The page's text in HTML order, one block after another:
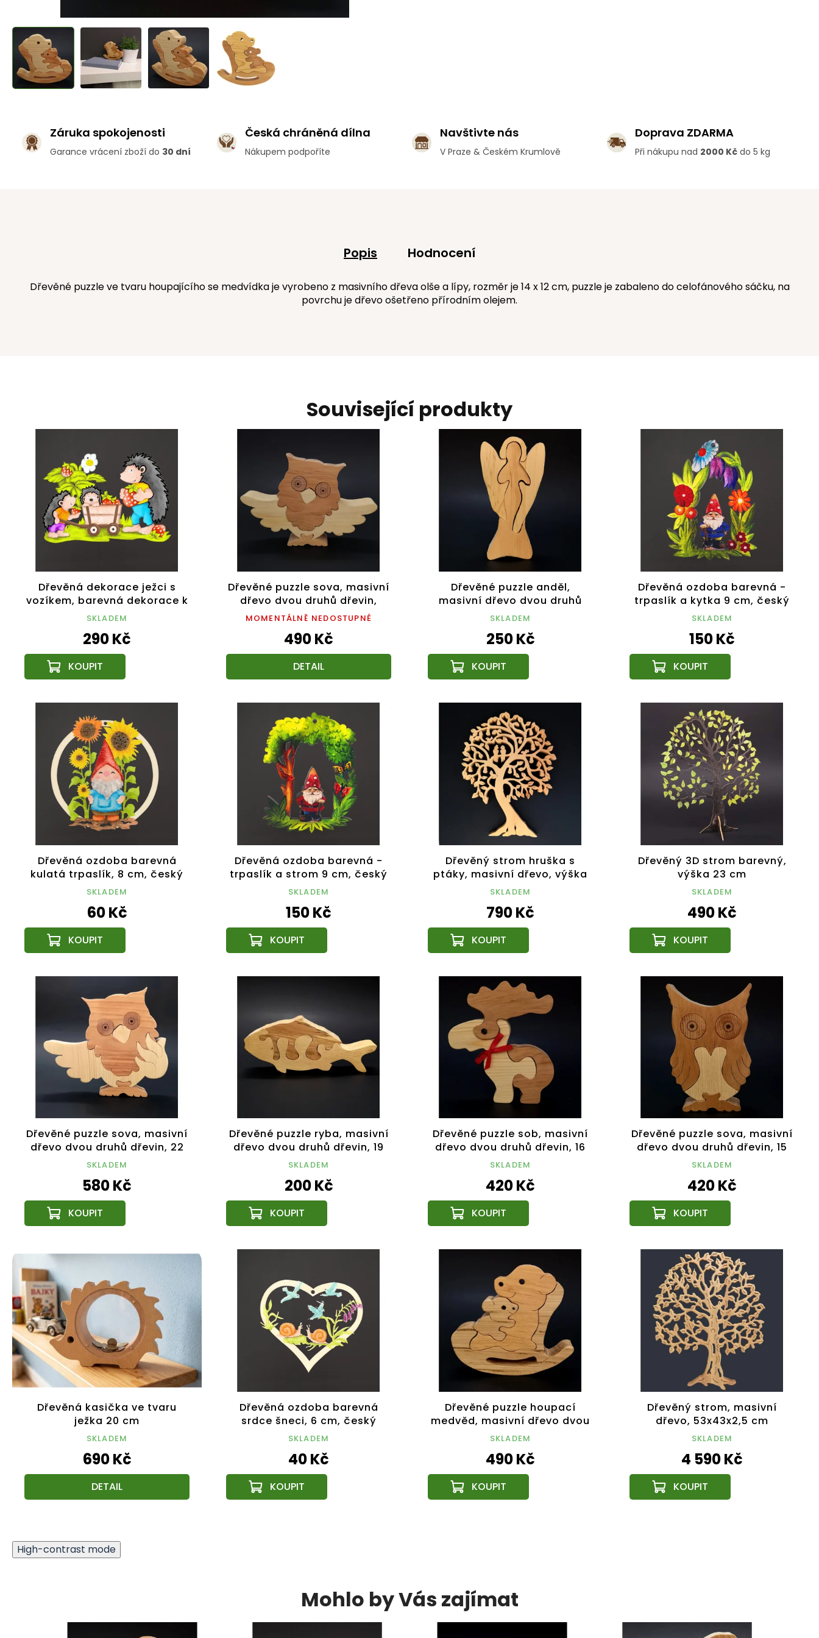
Záruka spokojenosti
Garance vrácení zboží do 30 dní
Česká chráněná dílna
Nákupem podpoříte
Navštivte nás
V Praze & Českém Krumlově
Doprava ZDARMA
Při nákupu nad 2000 Kč do 5 kg
Související produkty
Dřevěná dekorace ježci s
vozíkem, barevná dekorace k
zavěšení, velikost 16 cm
SKLADEM
290 Kč
Dřevěné puzzle sova, masivní
dřevo dvou druhů dřevin,
18x13 cm
MOMENTÁLNĚ NEDOSTUPNÉ
490 Kč
DETAIL
Dřevěné puzzle anděl,
masivní dřevo dvou druhů
dřevin, 15 cm
SKLADEM
250 Kč
Dřevěná ozdoba barevná -
trpaslík a kytka 9 cm, český
výrobek
SKLADEM
150 Kč
Dřevěná ozdoba barevná
kulatá trpaslík, 8 cm, český
výrobek
SKLADEM
60 Kč
Dřevěná ozdoba barevná -
trpaslík a strom 9 cm, český
výrobek
SKLADEM
150 Kč
Dřevěný strom hruška s
ptáky, masivní dřevo, výška
24 cm
SKLADEM
790 Kč
Dřevěný 3D strom barevný,
výška 23 cm
SKLADEM
490 Kč
Dřevěné puzzle sova, masivní
dřevo dvou druhů dřevin, 22
cm
SKLADEM
580 Kč
Dřevěné puzzle ryba, masivní
dřevo dvou druhů dřevin, 19
cm
SKLADEM
200 Kč
Dřevěné puzzle sob, masivní
dřevo dvou druhů dřevin, 16
cm
SKLADEM
420 Kč
Dřevěné puzzle sova, masivní
dřevo dvou druhů dřevin, 15
cm
SKLADEM
420 Kč
Dřevěná kasička ve tvaru
ježka 20 cm
SKLADEM
690 Kč
DETAIL
Dřevěná ozdoba barevná
srdce šneci, 6 cm, český
výrobek
SKLADEM
40 Kč
Dřevěné puzzle houpací
medvěd, masivní dřevo dvou
druhů dřevin,13,5x12x3 cm
SKLADEM
490 Kč
Dřevěný strom, masivní
dřevo, 53x43x2,5 cm
SKLADEM
4 590 Kč
Popis Hodnocení
Dřevěné puzzle ve tvaru houpajícího se medvídka je vyrobeno z masivního dřeva olše a lípy, rozměr je 14 x 12 cm, puzzle je zabaleno do celofánového sáčku, na
povrchu je dřevo ošetřeno přírodním olejem.
High-contrast mode
Mohlo by Vás zajímat